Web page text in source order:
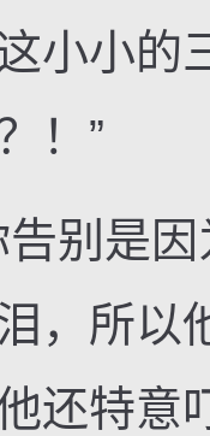
小小的
！”
是因
，所以
还特意